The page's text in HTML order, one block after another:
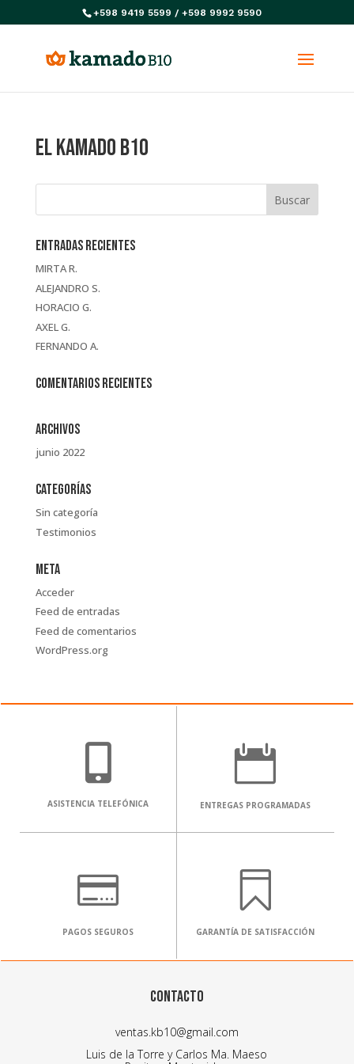
+598 9419 5599 / +598 9992 9590
El kamado B10
Entradas recientes
MIRTA R.
ALEJANDRO S.
HORACIO G.
AXEL G.
FERNANDO A.
Comentarios recientes
Archivos
junio 2022
Categorías
Sin categoría
Testimonios
Meta
Acceder
Feed de entradas
Feed de comentarios
WordPress.org

ASISTENCIA TELEFÓNICA

ENTREGAS PROGRAMADAS

PAGOS SEGUROS

GARANTÍA DE SATISFACCIÓN
CONTACTO
ventas.kb10@gmail.com
Luis de la Torre y Carlos Ma. Maeso